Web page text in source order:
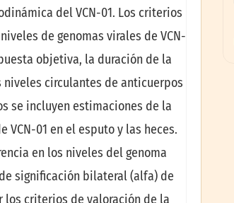
del VCN-01. Los criterios
de genomas virales de VCN-
objetiva, la duración de la
circulantes de anticuerpos
se incluyen estimaciones de la
01 en el esputo y las heces.
en los niveles del genoma
significación bilateral (alfa) de
los criterios de valoración de la